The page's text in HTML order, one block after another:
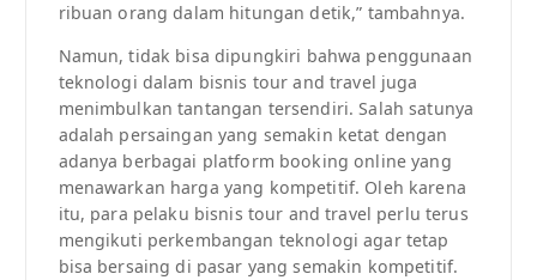
ribuan orang dalam hitungan detik,” tambahnya.
Namun, tidak bisa dipungkiri bahwa penggunaan
teknologi dalam bisnis tour and travel juga
menimbulkan tantangan tersendiri. Salah satunya
adalah persaingan yang semakin ketat dengan
adanya berbagai platform booking online yang
menawarkan harga yang kompetitif. Oleh karena
itu, para pelaku bisnis tour and travel perlu terus
mengikuti perkembangan teknologi agar tetap
bisa bersaing di pasar yang semakin kompetitif.